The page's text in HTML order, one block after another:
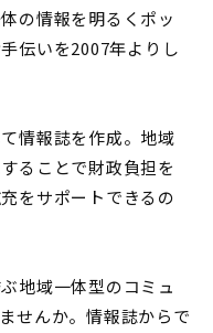
の情報を明るくポッ
伝いを2007年よりし
情報誌を作成。地域
ることで財政負担を
をサポートできるの
地域一体型のコミュ
せんか。情報誌からで